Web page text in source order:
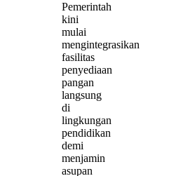
Pemerintah
kini
mulai
mengintegrasikan
fasilitas
penyediaan
pangan
langsung
di
lingkungan
pendidikan
demi
menjamin
asupan